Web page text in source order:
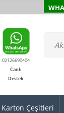
02126690404
Canlı
Destek
Karton Çeşitleri